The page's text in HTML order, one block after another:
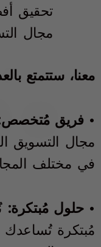
تحقيق
مجال
معنا، ستتمتع
• فريق
مجال التسويق
في مختلف
• حلول مُبتكرة:
مُبتكرة